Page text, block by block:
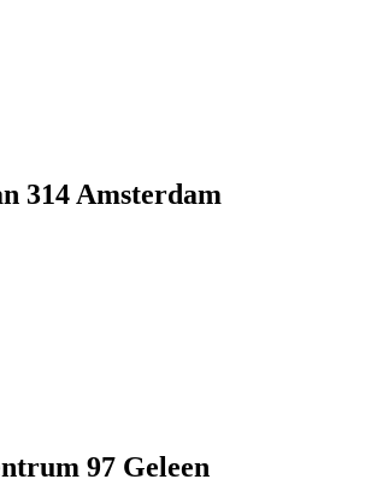
314 Amsterdam
97 Geleen